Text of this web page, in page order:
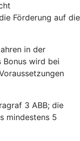
Förderung auf die
in der
Bonus wird bei
3 ABB; die
mindestens 5